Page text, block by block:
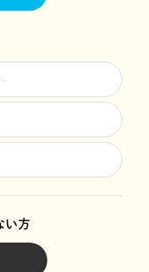
い方